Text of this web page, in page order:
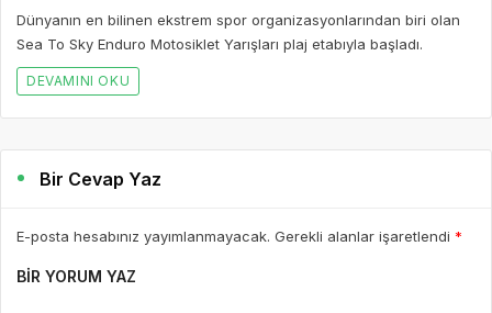
Dünyanın en bilinen ekstrem spor organizasyonlarından biri olan
Sea To Sky Enduro Motosiklet Yarışları plaj etabıyla başladı.
DEVAMINI OKU
Bir Cevap Yaz
E-posta hesabınız yayımlanmayacak. Gerekli alanlar işaretlendi *
BIR YORUM YAZ